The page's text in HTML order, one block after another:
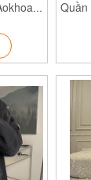
Áo khoác nỉ hoodie AokhoacniWZS919